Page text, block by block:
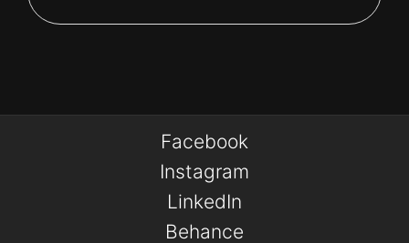
Facebook
Instagram
LinkedIn
Behance